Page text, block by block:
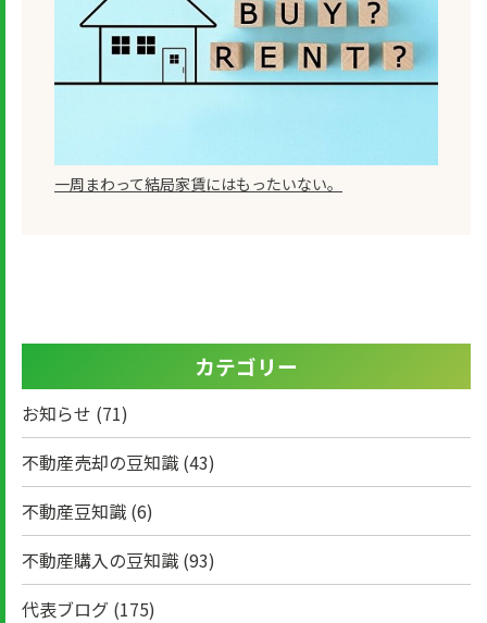
一周まわって結局家賃にはもったいない。
カテゴリー
お知らせ (71)
不動産売却の豆知識 (43)
不動産豆知識 (6)
不動産購入の豆知識 (93)
代表ブログ (175)